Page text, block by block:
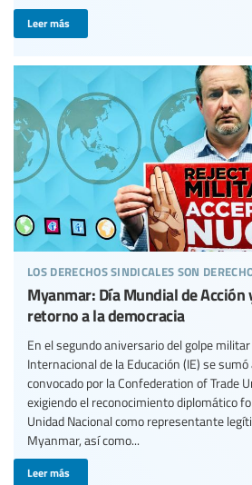
Leer más
los derechos sindicales son
Myanmar: Día Mundial de
retorno a la democracia
En el segundo aniversario del golpe
Internacional de la Educación (IE) se
convocado por la Confederation of Trade
exigiendo el reconocimiento diplomático
Unidad Nacional como representante
Myanmar, así como...
Leer más